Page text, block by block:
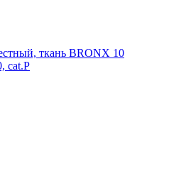
ткань BRONX 10
cat.P